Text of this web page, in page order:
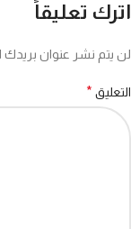
اترك تعليقاً
لن يتم نشر عنوان بريدك
التعليق *